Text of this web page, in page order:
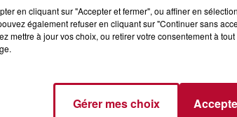
revient
romain les 6,
nocturne...
en cliquant sur "Accepter et fermer", ou affiner en
également refuser en cliquant sur "Continuer sans
mettre à jour vos choix, ou retirer votre consentement à
Gérer mes choix